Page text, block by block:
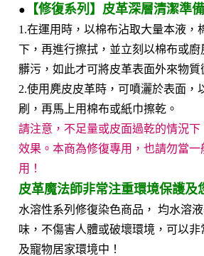
●
【修復系列】皮革深層清潔準
1.在運用時，以棉布沾取大量本液，
下，再進行擦拭，並立刻以棉布或廚
髒污，如此才可將皮革表面外來物質
2.使用麂皮皮革時，可噴灑於表面，
刷，再馬上用棉布或紙巾擦乾。
請注意，不足量或皮面過乾的情況下
效果。本商為修復專用，也請勿當
用！
皮革魔法師非常注重環境保護及
水溶性系列修復染色商品， 均水溶
味，不傷害人體或破壞環境，可以
及寵物居家環境中！